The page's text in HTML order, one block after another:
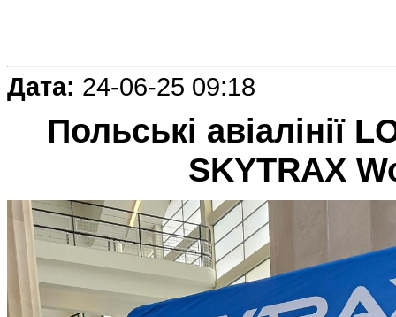
Дата: 24-06-25 09:18
Польські авіалінії
SKYTRAX